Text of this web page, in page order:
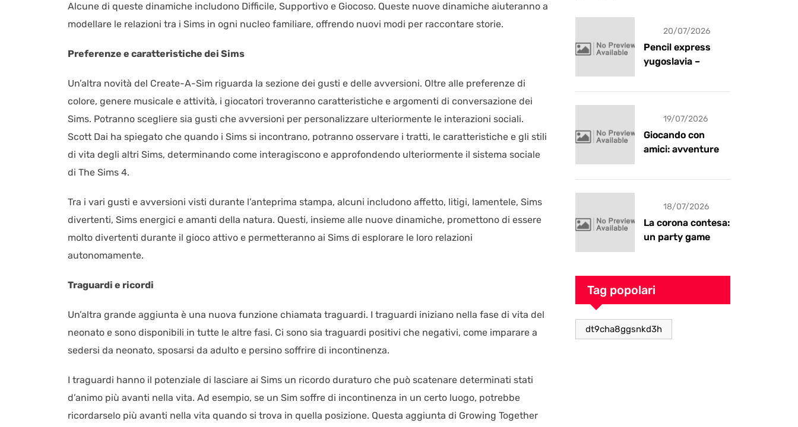
Alcune di queste dinamiche includono Difficile, Supportivo e Giocoso. Queste nuove dinamiche aiuteranno a
modellare le relazioni tra i Sims in ogni nucleo familiare, offrendo nuovi modi per raccontare storie.
Preferenze e caratteristiche dei Sims
Un’altra novità del Create-A-Sim riguarda la sezione dei gusti e delle avversioni. Oltre alle preferenze di
colore, genere musicale e attività, i giocatori troveranno caratteristiche e argomenti di conversazione dei
Sims. Potranno scegliere sia gusti che avversioni per personalizzare ulteriormente le interazioni sociali.
Scott Dai ha spiegato che quando i Sims si incontrano, potranno osservare i tratti, le caratteristiche e gli stili
di vita degli altri Sims, determinando come interagiscono e approfondendo ulteriormente il sistema sociale
di The Sims 4.
Tra i vari gusti e avversioni visti durante l’anteprima stampa, alcuni includono affetto, litigi, lamentele, Sims
divertenti, Sims energici e amanti della natura. Questi, insieme alle nuove dinamiche, promettono di essere
molto divertenti durante il gioco attivo e permetteranno ai Sims di esplorare le loro relazioni
autonomamente.
Traguardi e ricordi
Un’altra grande aggiunta è una nuova funzione chiamata traguardi. I traguardi iniziano nella fase di vita del
neonato e sono disponibili in tutte le altre fasi. Ci sono sia traguardi positivi che negativi, come imparare a
sedersi da neonato, sposarsi da adulto e persino soffrire di incontinenza.
I traguardi hanno il potenziale di lasciare ai Sims un ricordo duraturo che può scatenare determinati stati
d’animo più avanti nella vita. Ad esempio, se un Sim soffre di incontinenza in un certo luogo, potrebbe
ricordarselo più avanti nella vita quando si trova in quella posizione. Questa aggiunta di Growing Together
20/07/2026
Pencil express
yugoslavia –
19/07/2026
Giocando con
amici: avventure e
18/07/2026
La corona contesa:
un party game
Tag popolari
dt9cha8ggsnkd3h